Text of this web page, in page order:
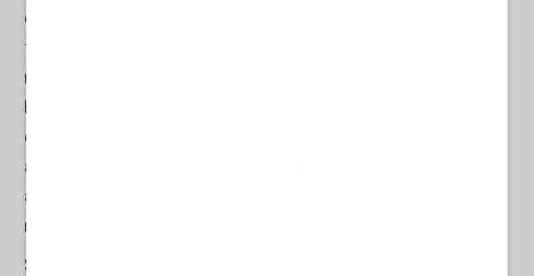
che non abbandonerebbe se non fosse politicamente opportuno
farlo. Qualche intelligente studente della campagna di Harris ha
recentemente assemblato, da vari video, un intero minuto di
divertente la sua testa vuota e la sua risata, come pare faccia
anche il presidente russo. C’è tuttavia un altro modo di guardare
a questa stagione politica, la meno seria della mia vita. C'è la
risata e c'è poi qualcos’altro.
Studiate il sorriso di Harris il suo ghigno, il primo aggressivo e